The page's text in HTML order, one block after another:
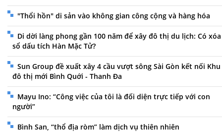
"Thổi hồn" di sản vào không gian công cộng và hàng hóa
Di dời làng phong gần 100 năm để xây đô thị du lịch: Có xóa
sổ dấu tích Hàn Mặc Tử?
Sun Group đề xuất xây 4 cầu vượt sông Sài Gòn kết nối Khu
đô thị mới Bình Quới - Thanh Đa
Mayu Ino: “Công việc của tôi là đối diện trực tiếp với con
người”
Bình San, “thổ địa ròm” làm dịch vụ thiên nhiên